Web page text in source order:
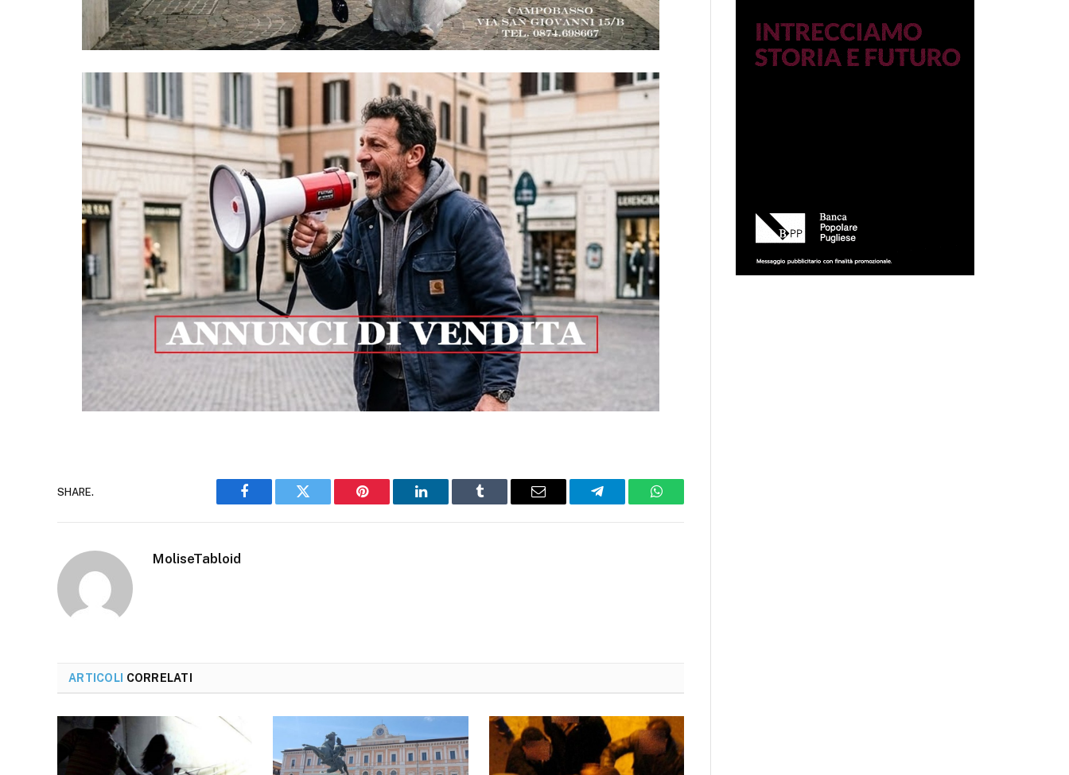
SHARE.
Facebook Twitter Pinterest LinkedIn Tumblr Email Telegram WhatsApp
MoliseTabloid
ARTICOLI CORRELATI